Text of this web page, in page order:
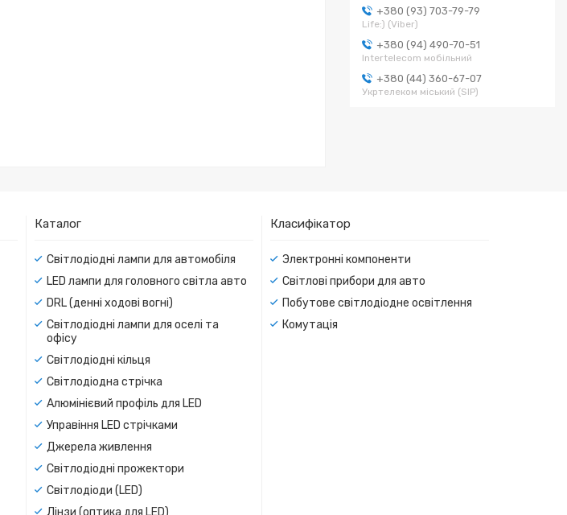
+380 (93) 703-79-79
Life:) (Viber)
+380 (94) 490-70-51
Intertelecom мобільний
+380 (44) 360-67-07
Укртелеком міський (SIP)
Каталог
Світлодіодні лампи для автомобіля
LED лампи для головного світла авто
DRL (денні ходові вогні)
Світлодіодні лампи для оселі та
офісу
Світлодіодні кільця
Світлодіодна стрічка
Алюмінієвий профіль для LED
Управіння LED стрічками
Джерела живлення
Світлодіодні прожектори
Світлодіоди (LED)
Лінзи (оптика для LED)
Класифікатор
Электронні компоненти
Світлові прибори для авто
Побутове світлодіодне освітлення
Комутація